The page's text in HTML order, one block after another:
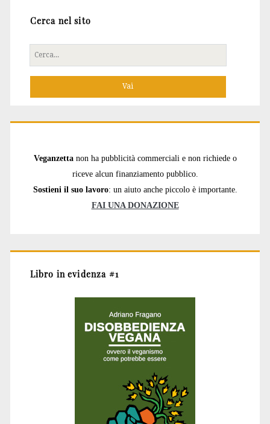
Cerca nel sito
Cerca
per:
Veganzetta non ha pubblicità commerciali e non richiede o
riceve alcun finanziamento pubblico.
Sostieni il suo lavoro: un aiuto anche piccolo è importante.
FAI UNA DONAZIONE
Libro in evidenza #1